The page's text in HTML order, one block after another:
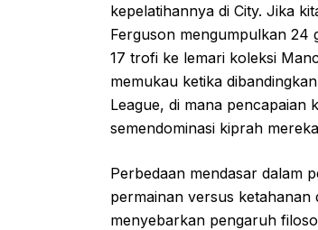
kepelatihannya di City. Jika
Ferguson mengumpulkan 24
17 trofi ke lemari koleksi
memukau ketika
League, di mana pencapaian
semendominasi kiprah
Perbedaan mendasar dalam
permainan versus ketahanan
menyebarkan pengaruh